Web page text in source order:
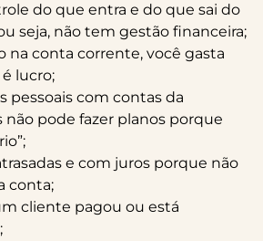
do que entra e do que sai do
seja, não tem gestão financeira;
na conta corrente, você gasta
lucro;
pessoais com contas da
não pode fazer planos porque
e com juros porque não
conta;
cliente pagou ou está